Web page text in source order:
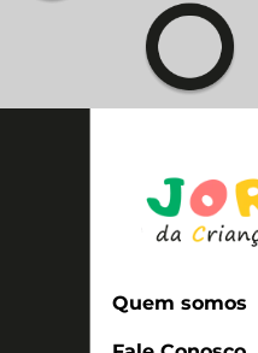
Quem somos